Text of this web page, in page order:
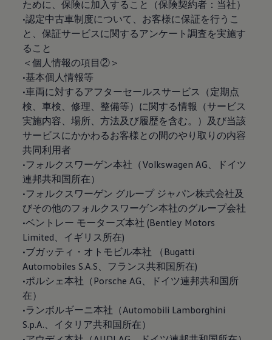
ために、保険に加入すること（保険契約者：当社）
•認定中古車制度について、お客様に保証を行うこ
と、保証サービスに関するアンケート調査を実施す
ること
＜個人情報の項目②＞
•基本個人情報等
•車両に対するアフターセールスサービス（定期点
検、車検、修理、整備等）に関する情報（サービス
実施内容、場所、方法及び履歴を含む。）及び当該
サービスにかかわるお客様との間のやり取りの内容
共同利用者
•フォルクスワーゲン本社（Volkswagen AG、ドイツ
連邦共和国所在）
•フォルクスワーゲン グループ ジャパン株式会社及
びその他のフォルクスワーゲン本社のグループ会社
•ベントレー モーターズ本社 (Bentley Motors
Limited、イギリス所在)
•ブガッティ・オトモビル本社 （Bugatti
Automobiles S.A.S、フランス共和国所在)
•ポルシェ本社（Porsche AG、ドイツ連邦共和国所
在）
•ランボルギーニ本社（Automobili Lamborghini
S.p.A.、イタリア共和国所在）